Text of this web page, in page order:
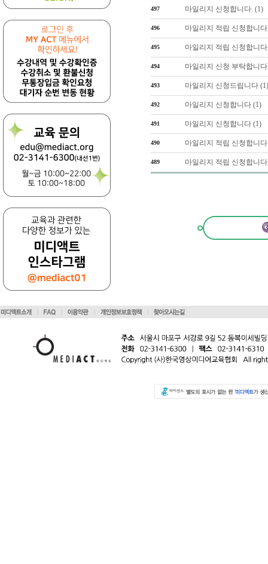
497 마일리지 신청합니다. (1)
496 마일리지 적립 신청합니
495 마일리지 적립 신청합니
494 마일리지 신청 부탁합니
493 마일리지 신청드립니다 (1)
492 마일리지 신청합니다 (1)
491 마일리지 신청합니다 (1)
490 마일리지 적립 신청합니
489 마일리지 적립 신청합니